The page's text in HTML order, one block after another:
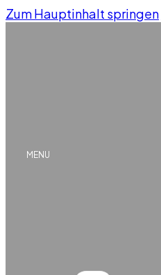
Zum Hauptinhalt springen
MENU
UNSERE WEINE